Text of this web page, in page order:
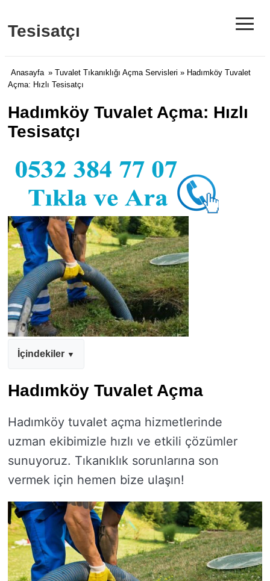
Tesisatçı ≡
Anasayfa » Tuvalet Tıkanıklığı Açma Servisleri » Hadımköy Tuvalet
Açma: Hızlı Tesisatçı
Hadımköy Tuvalet Açma: Hızlı
Tesisatçı
İçindekiler
Hadımköy Tuvalet Açma
Hadımköy tuvalet açma hizmetlerinde
uzman ekibimizle hızlı ve etkili çözümler
sunuyoruz. Tıkanıklık sorunlarına son
vermek için hemen bize ulaşın!